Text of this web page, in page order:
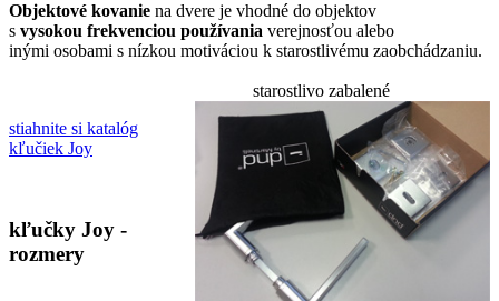
Objektové kovanie na dvere je vhodné do objektov
s vysokou frekvenciou používania verejnosťou alebo
inými osobami s nízkou motiváciou k starostlivému zaobchádzaniu.
starostlivo zabalené
stiahnite si katalóg
kľučiek Joy
kľučky Joy -
rozmery